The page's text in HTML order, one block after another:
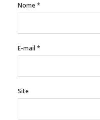
Nome*
E-mail*
Site